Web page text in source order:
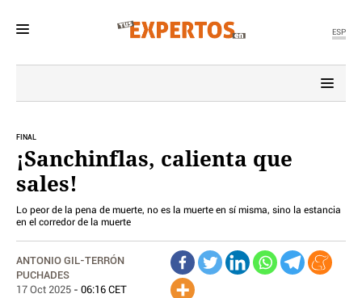
ESP
MUNDO
PERIODISMO
DEPORTES
CIENCIA
TECNOLOGÍA
CULTURA
FINAL
¡Sanchinflas, calienta que
sales!
Lo peor de la pena de muerte, no es la muerte en sí misma, sino la estancia
en el corredor de la muerte
ANTONIO GIL-TERRÓN
PUCHADES
17 Oct 2025 - 06:16 CET